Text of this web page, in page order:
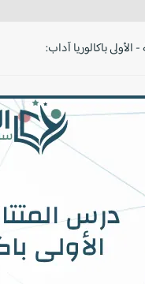
باكالوريا آداب: